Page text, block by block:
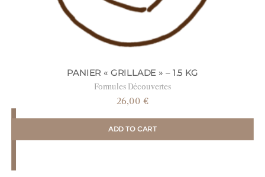
PANIER « GRILLADE » – 1.5 KG
Formules Découvertes
26,00 €
ADD TO CART